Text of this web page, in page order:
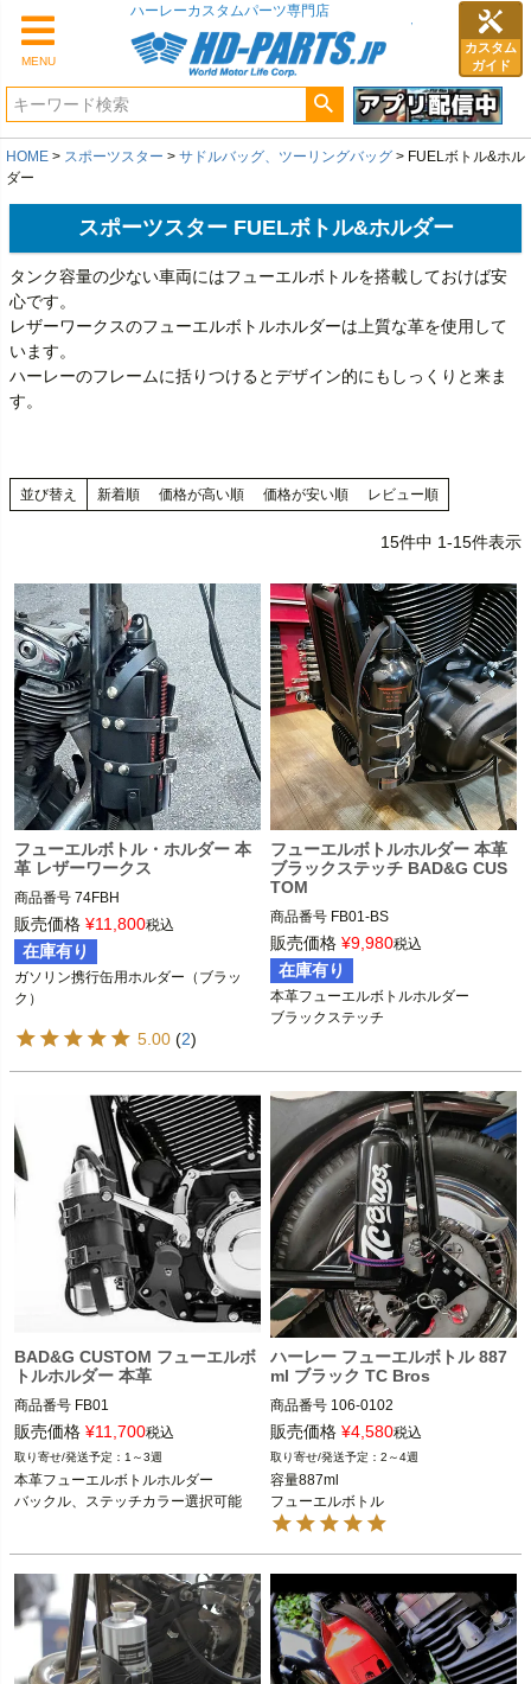
MENU
カスタム
ガイド
HOME スポーツスター サドルバッグ、ツーリングバッグ
FUELボトル&ホル
ダー
スポーツスター FUELボトル&ホルダー
タンク容量の少ない車両にはフューエルボトルを搭載しておけば安
心です。
レザーワークスのフューエルボトルホルダーは上質な革を使用して
います。
ハーレーのフレームに括りつけるとデザイン的にもしっくりと来ま
す。
並び替え 新着順 価格が高い順 価格が安い順 レビュー順
15件中 1-15件表示
フューエルボトル・ホルダー 本
革 レザーワークス
商品番号 74FBH
メーカー型番：74
Leatherworks（レザーワークス）
販売価格 ¥11,800税込
在庫有り
ガソリン携行缶用ホルダー（ブラッ
ク）
5.00 (2)
フューエルボトルホルダー 本革
ブラックステッチ BAD&G CUS
TOM
商品番号 FB01-BS
BAD&G CUSTOM（バッド＆Gカスタ
ム）
販売価格 ¥9,980税込
在庫有り
本革フューエルボトルホルダー
ブラックステッチ
BAD&G CUSTOM フューエルボ
トルホルダー 本革
商品番号 FB01
BAD&G CUSTOM（バッド＆Gカスタ
ム）
販売価格 ¥11,700税込
1～3週
本革フューエルボトルホルダー
バックル、ステッチカラー選択可能
ハーレー フューエルボトル 887
ml ブラック TC Bros
商品番号 106-0102
販売価格 ¥4,580税込
2～4週
容量887ml
フューエルボトル